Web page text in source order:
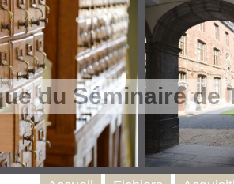
du Séminaire de